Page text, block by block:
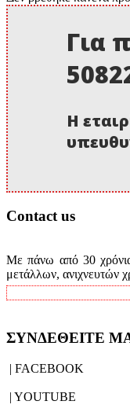
Για
Η
Contact us
Με πάνω από 30 χρόνια
μετάλλων, ανιχνευτών
ΣΥΝΔΕΘΕΙΤΕ
| FACEBOOK
| YOUTUBE